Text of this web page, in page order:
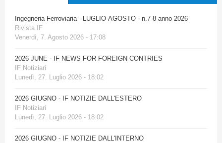
Ingegneria Ferroviaria - LUGLIO-AGOSTO - n.7-8 anno 2026
Rivista IF
Venerdì, 7. Agosto 2026 - 17:08
2026 JUNE - IF NEWS FOR FOREIGN CONTRIES
IF Notiziari
Lunedì, 27. Luglio 2026 - 18:02
2026 GIUGNO - IF NOTIZIE DALL'ESTERO
IF Notiziari
Lunedì, 27. Luglio 2026 - 18:02
2026 GIUGNO - IF NOTIZIE DALL'INTERNO